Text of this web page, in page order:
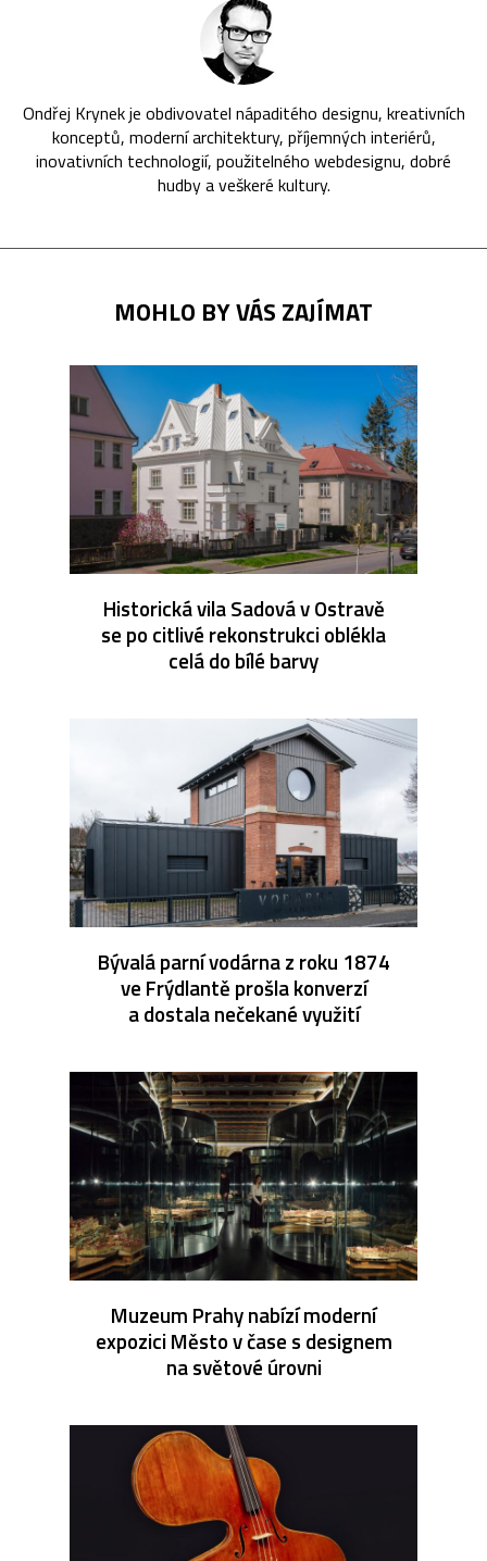
Ondřej Krynek je obdivovatel nápaditého designu, kreativních
konceptů, moderní architektury, příjemných interiérů,
inovativních technologií, použitelného webdesignu, dobré
hudby a veškeré kultury.
MOHLO BY VÁS ZAJÍMAT
Historická vila Sadová v Ostravě
se po citlivé rekonstrukci oblékla
celá do bílé barvy
Bývalá parní vodárna z roku 1874
ve Frýdlantě prošla konverzí
a dostala nečekané využití
Muzeum Prahy nabízí moderní
expozici Město v čase s designem
na světové úrovni